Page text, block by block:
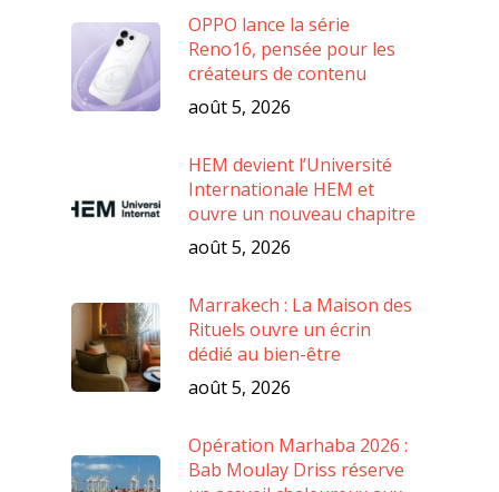
OPPO lance la série
Reno16, pensée pour les
créateurs de contenu
août 5, 2026
HEM devient l’Université
Internationale HEM et
ouvre un nouveau chapitre
août 5, 2026
Marrakech : La Maison des
Rituels ouvre un écrin
dédié au bien-être
août 5, 2026
Opération Marhaba 2026 :
Bab Moulay Driss réserve